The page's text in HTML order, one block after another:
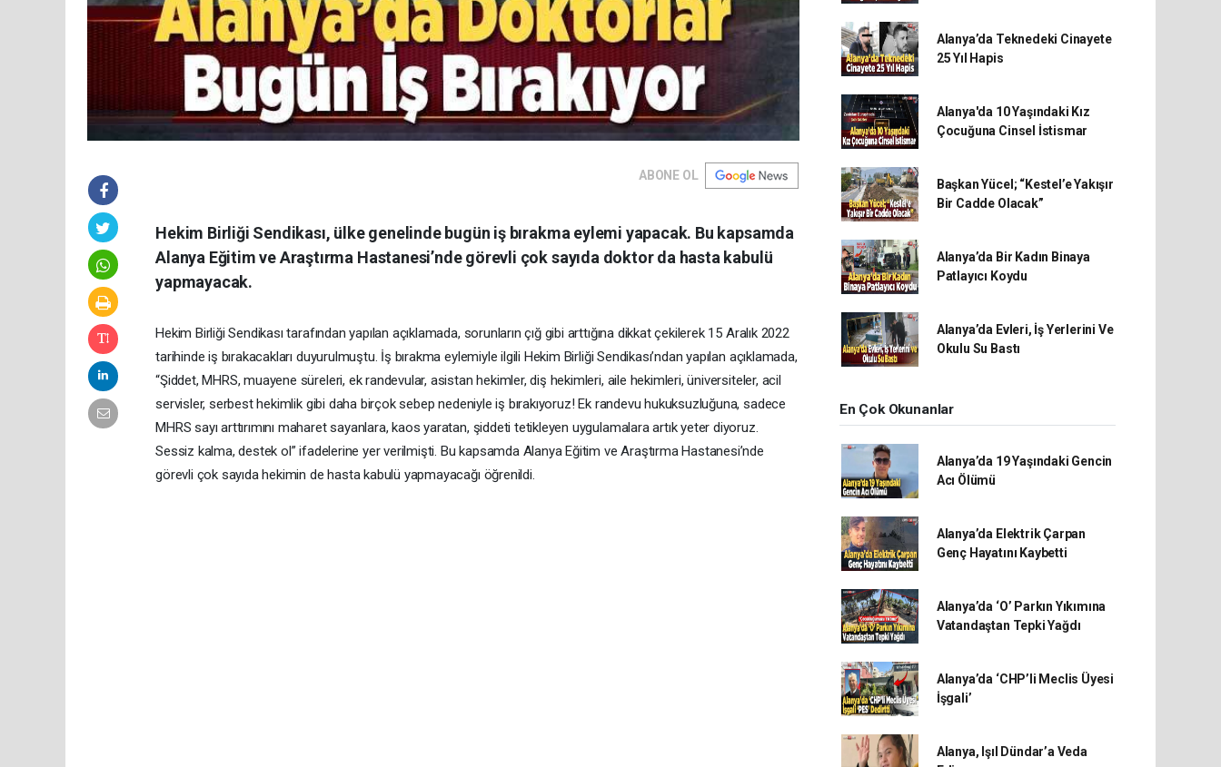
ABONE OL
Hekim Birliği Sendikası, ülke genelinde bugün iş bırakma eylemi yapacak. Bu kapsamda
Alanya Eğitim ve Araştırma Hastanesi’nde görevli çok sayıda doktor da hasta kabulü
yapmayacak.
Hekim Birliği Sendikası tarafından yapılan açıklamada, sorunların çığ gibi arttığına dikkat çekilerek 15 Aralık 2022
tarihinde iş bırakacakları duyurulmuştu. İş bırakma eylemiyle ilgili Hekim Birliği Sendikası’ndan yapılan açıklamada,
“Şiddet, MHRS, muayene süreleri, ek randevular, asistan hekimler, diş hekimleri, aile hekimleri, üniversiteler, acil
servisler, serbest hekimlik gibi daha birçok sebep nedeniyle iş bırakıyoruz! Ek randevu hukuksuzluğuna, sadece
MHRS sayı arttırımını maharet sayanlara, kaos yaratan, şiddeti tetikleyen uygulamalara artık yeter diyoruz.
Sessiz kalma, destek ol” ifadelerine yer verilmişti. Bu kapsamda Alanya Eğitim ve Araştırma Hastanesi’nde
görevli çok sayıda hekimin de hasta kabulü yapmayacağı öğrenildi.
Alanya’da Teknedeki Cinayete
25 Yıl Hapis
Alanya'da 10 Yaşındaki Kız
Çocuğuna Cinsel İstismar
Başkan Yücel; “Kestel’e Yakışır
Bir Cadde Olacak”
Alanya’da Bir Kadın Binaya
Patlayıcı Koydu
Alanya’da Evleri, İş Yerlerini Ve
Okulu Su Bastı
En Çok Okunanlar
Alanya’da 19 Yaşındaki Gencin
Acı Ölümü
Alanya’da Elektrik Çarpan
Genç Hayatını Kaybetti
Alanya’da ‘O’ Parkın Yıkımına
Vatandaştan Tepki Yağdı
Alanya’da ‘CHP’li Meclis Üyesi
İşgali’
Alanya, Işıl Dündar’a Veda